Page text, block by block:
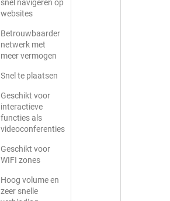
snel navigeren op
websites
Betrouwbaarder
netwerk met
meer vermogen
Snel te plaatsen
Geschikt voor
interactieve
functies als
videoconferenties
Geschikt voor
WIFI zones
Hoog volume en
zeer snelle